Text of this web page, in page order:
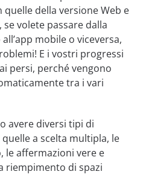
della versione Web e
se volete passare dalla
mobile o viceversa,
E i vostri progressi
persi, perché vengono
tra i vari
avere diversi tipi di
a scelta multipla, le
le affermazioni vere e
riempimento di spazi